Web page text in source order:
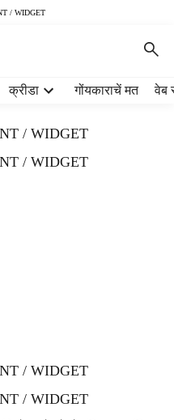
/ WIDGET
क्रीडा गोंयकाराचें मत वेब
/ WIDGET
/ WIDGET
/ WIDGET
/ WIDGET